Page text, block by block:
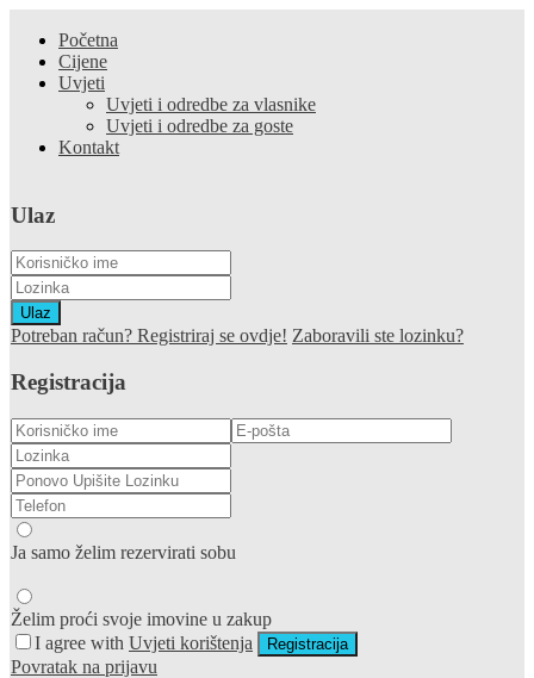
Početna
Cijene
Uvjeti
Uvjeti i odredbe za vlasnike
Uvjeti i odredbe za goste
Kontakt
Ulaz
Ulaz
Potreban račun? Registriraj se ovdje! Zaboravili ste lozinku?
Registracija
Ja samo želim rezervirati sobu
Želim proći svoje imovine u zakup
I agree with Uvjeti korištenja Registracija
Povratak na prijavu